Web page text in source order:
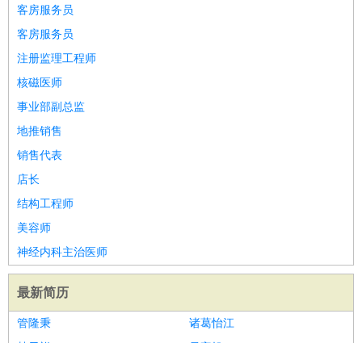
客房服务员
客房服务员
注册监理工程师
核磁医师
事业部副总监
地推销售
销售代表
店长
结构工程师
美容师
神经内科主治医师
最新简历
管隆秉
诸葛怡江